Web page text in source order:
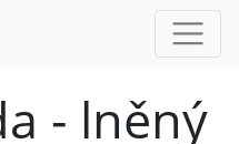
- lněný